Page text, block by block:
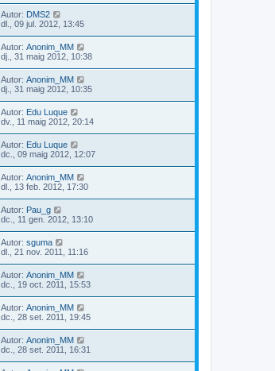
Autor: DMS2
dl., 09 jul. 2012, 13:45
Autor: Anonim_MM
dj., 31 maig 2012, 10:38
Autor: Anonim_MM
dj., 31 maig 2012, 10:35
Autor: Edu Luque
dv., 11 maig 2012, 20:14
Autor: Edu Luque
dc., 09 maig 2012, 12:07
Autor: Anonim_MM
dl., 13 feb. 2012, 17:30
Autor: Pau_g
dc., 11 gen. 2012, 13:10
Autor: sguma
dl., 21 nov. 2011, 11:16
Autor: Anonim_MM
dc., 19 oct. 2011, 15:53
Autor: Anonim_MM
dc., 28 set. 2011, 19:45
Autor: Anonim_MM
dc., 28 set. 2011, 16:31